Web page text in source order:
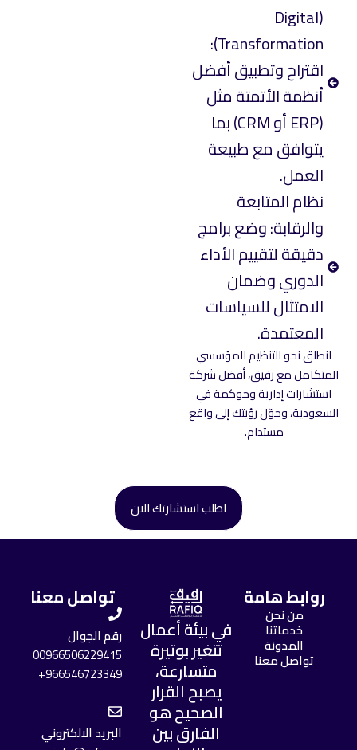
(Digital
Transformation):
اقتراح وتطبيق أفضل
أنظمة الأتمتة مثل
(ERP أو CRM) بما
يتوافق مع طبيعة
العمل.
نظام المتابعة
والرقابة: وضع برامج
دقيقة لتقييم الأداء
الدوري وضمان
الامتثال للسياسات
المعتمدة.
انطلق نحو التنظيم المؤسسي
المتكامل مع رفيق، أفضل شركة
استشارات إدارية وحوكمة في
السعودية، وحوّل رؤيتك إلى واقع
مستدام.
اطلب استشارتك الان
روابط هامة
من نحن
خدماتنا
المدونة
تواصل معنا
في بيئة أعمال
تتغير بوتيرة
متسارعة،
يصبح القرار
الصحيح هو
الفارق بين
تواصل معنا
رقم الجوال
00966506229415
966546723349+
البريد الالكتروني